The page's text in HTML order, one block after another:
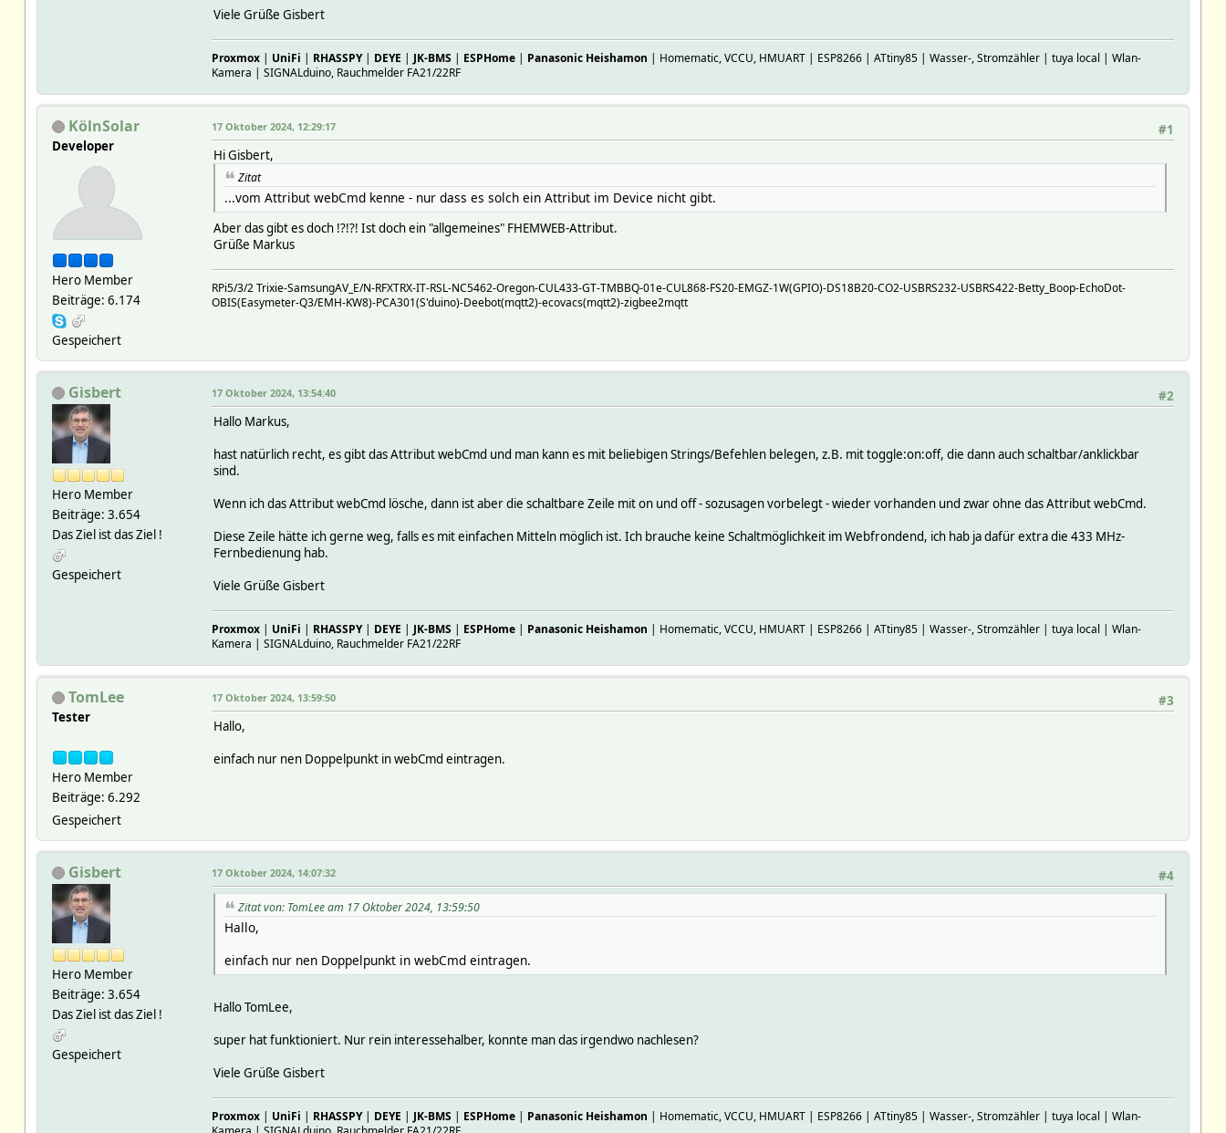
# mySIGNALduino_MSGCNT 23
# mySIGNALduino_Protocol_ID 3
# mySIGNALduino_RAWMSG MS;P0=235;P1=-756;P2=735;P3=-263;P4=-7751;D=04010123232301230101012323232323010101010101010101;CP=0;SP=4;R=0;O;m2;
# mySIGNALduino_RSSI -74
# mySIGNALduino_TIME 2024-10-17 11:18:43
# mySignalESPHelicalAntenna_MSGCNT 24
# mySignalESPHelicalAntenna_Protocol_ID 3
# mySignalESPHelicalAntenna_RAWMSG MS;P1=-747;P2=240;P4=-7748;P6=762;P7=-238;D=24212167676721672121216767676767212121212121212121;CP=2;SP=4;R=5;m1;
# mySignalESPHelicalAntenna_RSSI -71.5
# mySignalESPHelicalAntenna_TIME 2024-10-17 11:18:43
# mySignalESPStab_DMSG i3A3E05
# mySignalESPStab_MSGCNT 16
# mySignalESPStab_Protocol_ID 3
# mySignalESPStab_RAWMSG MS;P1=-10743;P2=302;P3=-1082;P4=1006;P5=-376;D=21232345454523452323234545454545232323232323452345;CP=2;SP=1;R=39;m2;
# mySignalESPStab_RSSI -54.5
# mySignalESPStab_TIME 2024-10-17 09:46:32
# userV1setCodes
# CODE:
# 2024-10-17 09:38:50 protocol EV1527
# helper:
# bm:
# cnt 117
# dmx -1000
# dtotcnt 0
# max 0.0947880744934082
# tot 0.963670253753662
# mAr:
# HASH(0x5580889121d0)
# off
# CODE(0x55808a903740):
# cnt 5
# dmx -1000
# dtot 0
# dtotcnt 0
# mTS 17.10. 09:46:16
# max 0.00175595283508301
# mAr:
# cnt 1
# dtot 0
# dtotcnt 0
# mTS 17.10. 09:25:05
# max 0.000562906265258789
# mAr:
# HASH(0x5580889121d0)
#
setstate WarmwasserSwitch1 2024-10-17 09:25:05 IODev mySignalESPStab
setstate WarmwasserSwitch1 2024-10-17 11:18:43 state off
Viele Grüße Gisbert
Proxmox| UniFi | RHASSPY| DEYE | JK-BMS | ESPHome| Panasonic Heishamon | Homematic, VCCU, HMUART | ESP8266 | ATtiny85 | Wasser-, Stromzähler | tuya local | Wlan-
Kamera | SIGNALduino, Rauchmelder FA21/22RF
KölnSolar
Developer
Hero Member
Beiträge: 6.174
Gespeichert
#1
17 Oktober 2024, 12:29:17
Hi Gisbert,
Zitat
...vom Attribut webCmd kenne - nur dass es solch ein Attribut im Device nicht gibt.
Aber das gibt es doch !?!?! Ist doch ein "allgemeines" FHEMWEB-Attribut.
Grüße Markus
RPi5/3/2 Trixie-SamsungAV_E/N-RFXTRX-IT-RSL-NC5462-Oregon-CUL433-GT-TMBBQ-01e-CUL868-FS20-EMGZ-1W(GPIO)-DS18B20-CO2-USBRS232-USBRS422-Betty_Boop-EchoDot-
OBIS(Easymeter-Q3/EMH-KW8)-PCA301(S'duino)-Deebot(mqtt2)-ecovacs(mqtt2)-zigbee2mqtt
Gisbert
Hero Member
Beiträge: 3.654
Das Ziel ist das Ziel !
Gespeichert
#2
17 Oktober 2024, 13:54:40
Hallo Markus,
hast natürlich recht, es gibt das Attribut webCmd und man kann es mit beliebigen Strings/Befehlen belegen, z.B. mit toggle:on:off, die dann auch schaltbar/anklickbar
sind.
Wenn ich das Attribut webCmd lösche, dann ist aber die schaltbare Zeile mit on und off - sozusagen vorbelegt - wieder vorhanden und zwar ohne das Attribut webCmd.
Diese Zeile hätte ich gerne weg, falls es mit einfachen Mitteln möglich ist. Ich brauche keine Schaltmöglichkeit im Webfrondend, ich hab ja dafür extra die 433 MHz-
Fernbedienung hab.
Viele Grüße Gisbert
Proxmox| UniFi | RHASSPY| DEYE | JK-BMS | ESPHome| Panasonic Heishamon | Homematic, VCCU, HMUART | ESP8266 | ATtiny85 | Wasser-, Stromzähler | tuya local | Wlan-
Kamera | SIGNALduino, Rauchmelder FA21/22RF
TomLee
Tester
Hero Member
Beiträge: 6.292
Gespeichert
#3
17 Oktober 2024, 13:59:50
Hallo,
einfach nur nen Doppelpunkt in webCmd eintragen.
Gisbert
Hero Member
Beiträge: 3.654
Das Ziel ist das Ziel !
Gespeichert
#4
17 Oktober 2024, 14:07:32
Zitat von: TomLee am 17 Oktober 2024, 13:59:50
Hallo,
einfach nur nen Doppelpunkt in webCmd eintragen.
Hallo TomLee,
super hat funktioniert. Nur rein interessehalber, konnte man das irgendwo nachlesen?
Viele Grüße Gisbert
Proxmox| UniFi | RHASSPY| DEYE | JK-BMS | ESPHome| Panasonic Heishamon | Homematic, VCCU, HMUART | ESP8266 | ATtiny85 | Wasser-, Stromzähler | tuya local | Wlan-